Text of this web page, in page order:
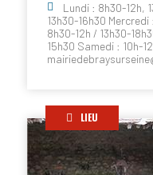
Lundi : 8h30-12h,
13h30-16h30
8h30-12h / 13h30-
15h30 Samedi : 10h-
LIEU